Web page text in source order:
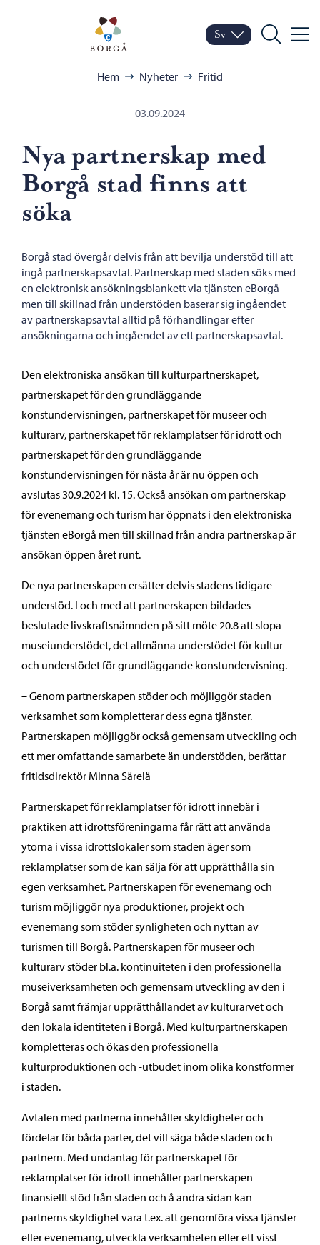
Porvoo – Gå till
Byt språk
Nuvarande språk:
Sv
Sök Meny
Hem Nyheter Fritid
03.09.2024
Nya partnerskap med
Borgå stad finns att
söka
Borgå stad övergår delvis från att bevilja understöd till att
ingå partnerskapsavtal. Partnerskap med staden söks med
en elektronisk ansökningsblankett via tjänsten eBorgå
men till skillnad från understöden baserar sig ingåendet
av partnerskapsavtal alltid på förhandlingar efter
ansökningarna och ingåendet av ett partnerskapsavtal.
Den elektroniska ansökan till kulturpartnerskapet,
partnerskapet för den grundläggande
konstundervisningen, partnerskapet för museer och
kulturarv, partnerskapet för reklamplatser för idrott och
partnerskapet för den grundläggande
konstundervisningen för nästa år är nu öppen och
avslutas 30.9.2024 kl. 15. Också ansökan om partnerskap
för evenemang och turism har öppnats i den elektroniska
tjänsten eBorgå men till skillnad från andra partnerskap är
ansökan öppen året runt.
De nya partnerskapen ersätter delvis stadens tidigare
understöd. I och med att partnerskapen bildades
beslutade livskraftsnämnden på sitt möte 20.8 att slopa
museiunderstödet, det allmänna understödet för kultur
och understödet för grundläggande konstundervisning.
– Genom partnerskapen stöder och möjliggör staden
verksamhet som kompletterar dess egna tjänster.
Partnerskapen möjliggör också gemensam utveckling och
ett mer omfattande samarbete än understöden, berättar
fritidsdirektör Minna Särelä
Partnerskapet för reklamplatser för idrott innebär i
praktiken att idrottsföreningarna får rätt att använda
ytorna i vissa idrottslokaler som staden äger som
reklamplatser som de kan sälja för att upprätthålla sin
egen verksamhet. Partnerskapen för evenemang och
turism möjliggör nya produktioner, projekt och
evenemang som stöder synligheten och nyttan av
turismen till Borgå. Partnerskapen för museer och
kulturarv stöder bl.a. kontinuiteten i den professionella
museiverksamheten och gemensam utveckling av den i
Borgå samt främjar upprätthållandet av kulturarvet och
den lokala identiteten i Borgå. Med kulturpartnerskapen
kompletteras och ökas den professionella
kulturproduktionen och -utbudet inom olika konstformer
i staden.
Avtalen med partnerna innehåller skyldigheter och
fördelar för båda parter, det vill säga både staden och
partnern. Med undantag för partnerskapet för
reklamplatser för idrott innehåller partnerskapen
finansiellt stöd från staden och å andra sidan kan
partnerns skyldighet vara t.ex. att genomföra vissa tjänster
eller evenemang, utveckla verksamheten eller ett visst